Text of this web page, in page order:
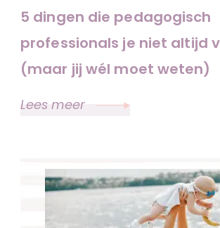
5 dingen die pedagogisch
professionals je niet altijd
(maar jij wél moet weten)
Lees meer